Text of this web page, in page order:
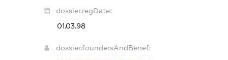
dossier.regDate:
01.03.98
dossier.foundersAndBenef: